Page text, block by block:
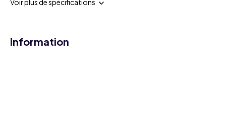
Voir plus de spécifications
Information